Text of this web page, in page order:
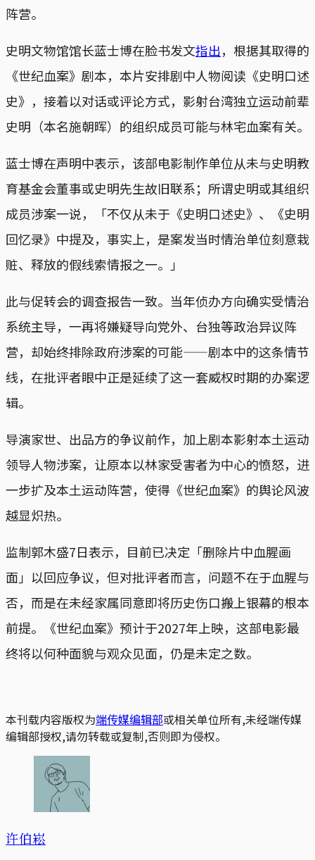
阵营。
史明文物馆馆长蓝士博在脸书发文指出，根据其取得的
《世纪血案》剧本，本片安排剧中人物阅读《史明口述
史》，接着以对话或评论方式，影射台湾独立运动前辈
史明（本名施朝晖）的组织成员可能与林宅血案有关。
蓝士博在声明中表示，该部电影制作单位从未与史明教
育基金会董事或史明先生故旧联系；所谓史明或其组织
成员涉案一说，「不仅从未于《史明口述史》、《史明
回忆录》中提及，事实上，是案发当时情治单位刻意栽
赃、释放的假线索情报之一。」
此与促转会的调查报告一致。当年侦办方向确实受情治
系统主导，一再将嫌疑导向党外、台独等政治异议阵
营，却始终排除政府涉案的可能——剧本中的这条情节
线，在批评者眼中正是延续了这一套威权时期的办案逻
辑。
导演家世、出品方的争议前作，加上剧本影射本土运动
领导人物涉案，让原本以林家受害者为中心的愤怒，进
一步扩及本土运动阵营，使得《世纪血案》的舆论风波
越显炽热。
监制郭木盛7日表示，目前已决定「删除片中血腥画
面」以回应争议，但对批评者而言，问题不在于血腥与
否，而是在未经家属同意即将历史伤口搬上银幕的根本
前提。《世纪血案》预计于2027年上映，这部电影最
终将以何种面貌与观众见面，仍是未定之数。
本刊载内容版权为端传媒编辑部或相关单位所有,未经端传媒
编辑部授权,请勿转载或复制,否则即为侵权。
许伯崧